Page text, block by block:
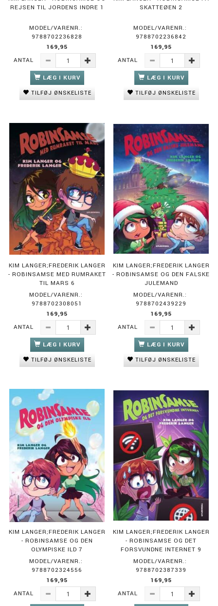
REJSEN TIL JORDENS INDRE 1
MODEL/VARENR.:
9788702236828
169,95
ANTAL
LÆG I KURV
TILFØJ ØNSKELISTE
SKATTEØEN 2
MODEL/VARENR.:
9788702236842
169,95
ANTAL
LÆG I KURV
TILFØJ ØNSKELISTE
KIM LANGER;FREDERIK LANGER
- ROBINSAMSE MED RUMRAKET
TIL MARS 6
MODEL/VARENR.:
9788702308051
169,95
ANTAL
LÆG I KURV
TILFØJ ØNSKELISTE
KIM LANGER;FREDERIK LANGER
- ROBINSAMSE OG DEN FALSKE
JULEMAND
MODEL/VARENR.:
9788702439229
169,95
ANTAL
LÆG I KURV
TILFØJ ØNSKELISTE
KIM LANGER;FREDERIK LANGER
- ROBINSAMSE OG DEN
OLYMPISKE ILD 7
MODEL/VARENR.:
9788702324556
169,95
ANTAL
KIM LANGER;FREDERIK LANGER
- ROBINSAMSE OG DET
FORSVUNDNE INTERNET 9
MODEL/VARENR.:
9788702387339
169,95
ANTAL